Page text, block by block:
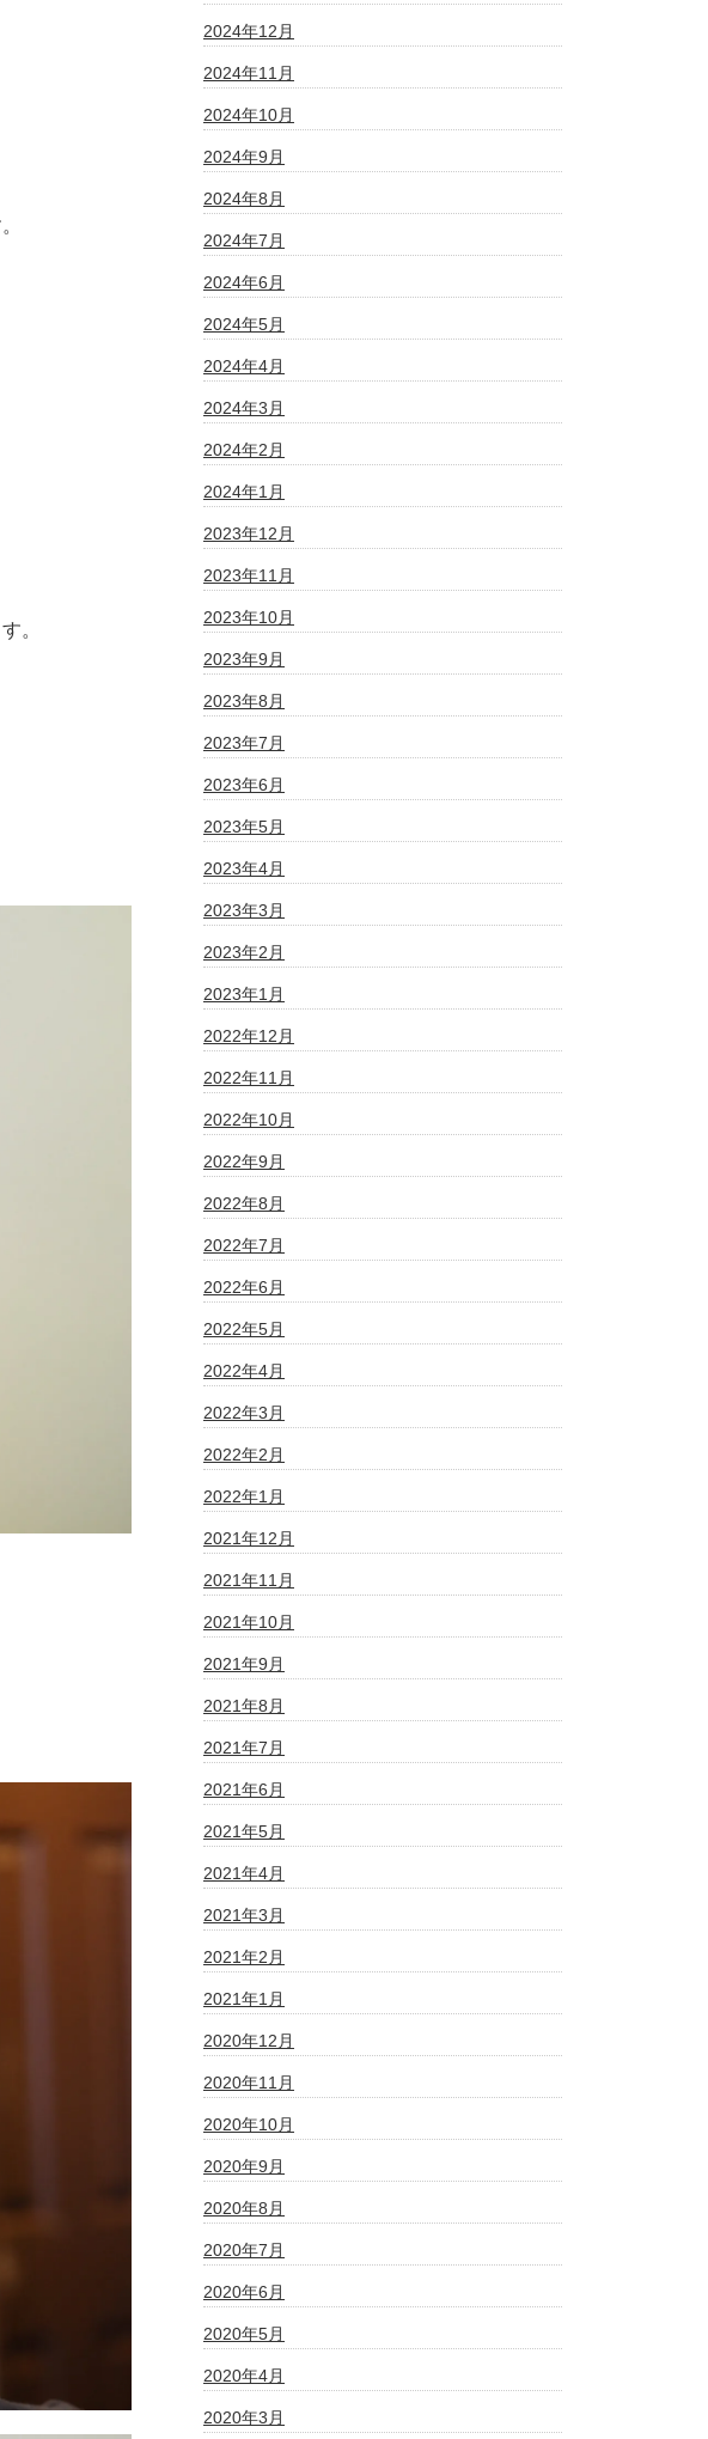
。
2024年12月
2024年11月
2024年10月
2024年9月
2024年8月
2024年7月
2024年6月
2024年5月
2024年4月
2024年3月
2024年2月
2024年1月
2023年12月
2023年11月
2023年10月
2023年9月
2023年8月
2023年7月
2023年6月
2023年5月
2023年4月
2023年3月
2023年2月
2023年1月
2022年12月
2022年11月
2022年10月
2022年9月
2022年8月
2022年7月
2022年6月
2022年5月
2022年4月
2022年3月
2022年2月
2022年1月
2021年12月
2021年11月
2021年10月
2021年9月
2021年8月
2021年7月
2021年6月
2021年5月
2021年4月
2021年3月
2021年2月
2021年1月
2020年12月
2020年11月
2020年10月
2020年9月
2020年8月
2020年7月
2020年6月
2020年5月
2020年4月
2020年3月